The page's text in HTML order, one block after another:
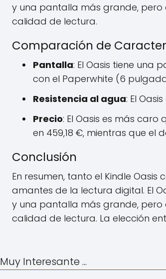
y una pantalla más grande, pero
calidad de lectura.
Comparación de
Pantalla: El Oasis tiene
con el Paperwhite (6
Resistencia al agua: El
Precio: El Oasis es más caro
en 459,18 €, mientras que el
Conclusión
En resumen, tanto el Kindle
amantes de la lectura digital. El
y una pantalla más grande, pero
calidad de lectura. La elección
Muy Interesante ...